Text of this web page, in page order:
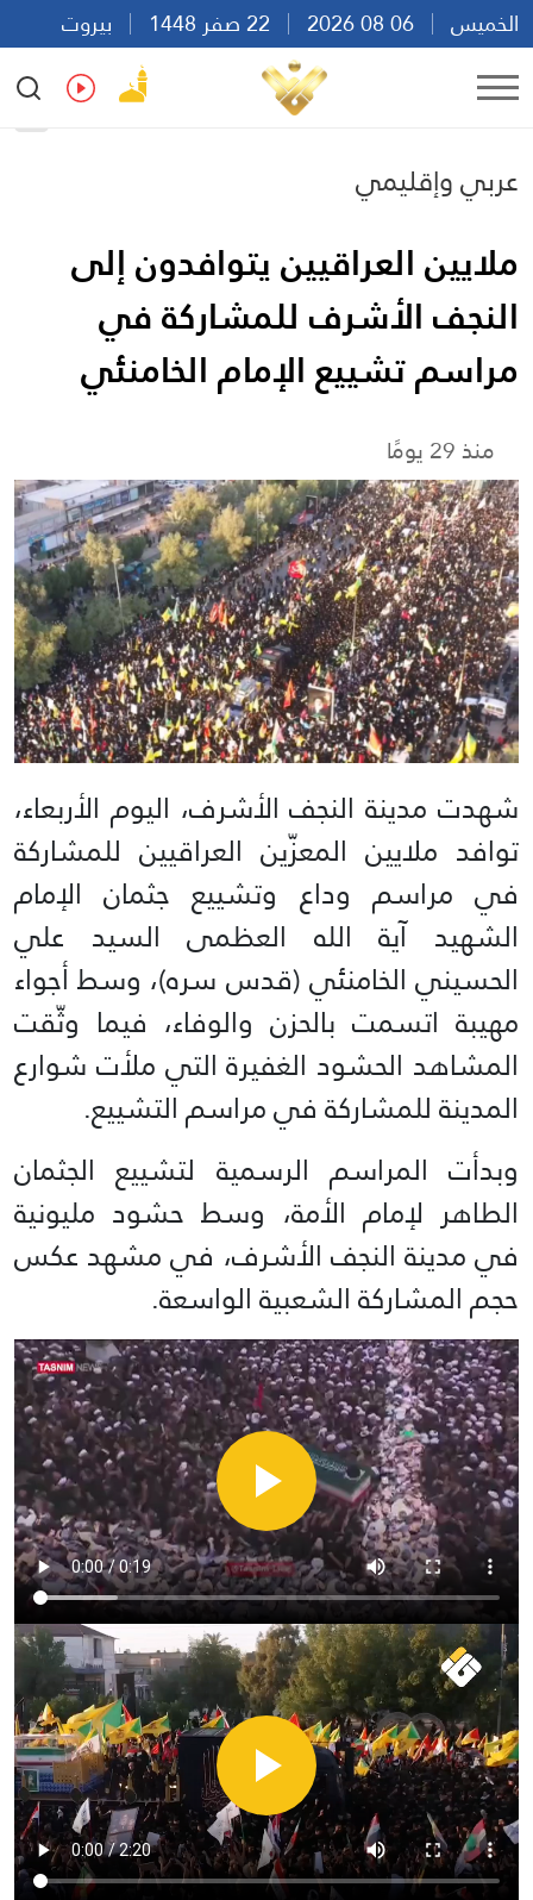
الخميس
بيروت
20:01
Ar
عربي وإقليمي
ملايين العراقيين يتوافدون إلى
النجف الأشرف للمشاركة في
مراسم تشييع الإمام الخامنئي
منذ 29 يومًا
شهدت مدينة النجف الأشرف، اليوم الأربعاء،
توافد ملايين المعزّين العراقيين للمشاركة
في مراسم وداع وتشييع جثمان الإمام
الشهيد آية الله العظمى السيد علي
الحسيني الخامنئي (قدس سره)، وسط أجواء
مهيبة اتسمت بالحزن والوفاء، فيما وثّقت
المشاهد الحشود الغفيرة التي ملأت شوارع
المدينة للمشاركة في مراسم التشييع.
وبدأت المراسم الرسمية لتشييع الجثمان
الطاهر لإمام الأمة، وسط حشود مليونية
في مدينة النجف الأشرف، في مشهد عكس
حجم المشاركة الشعبية الواسعة.